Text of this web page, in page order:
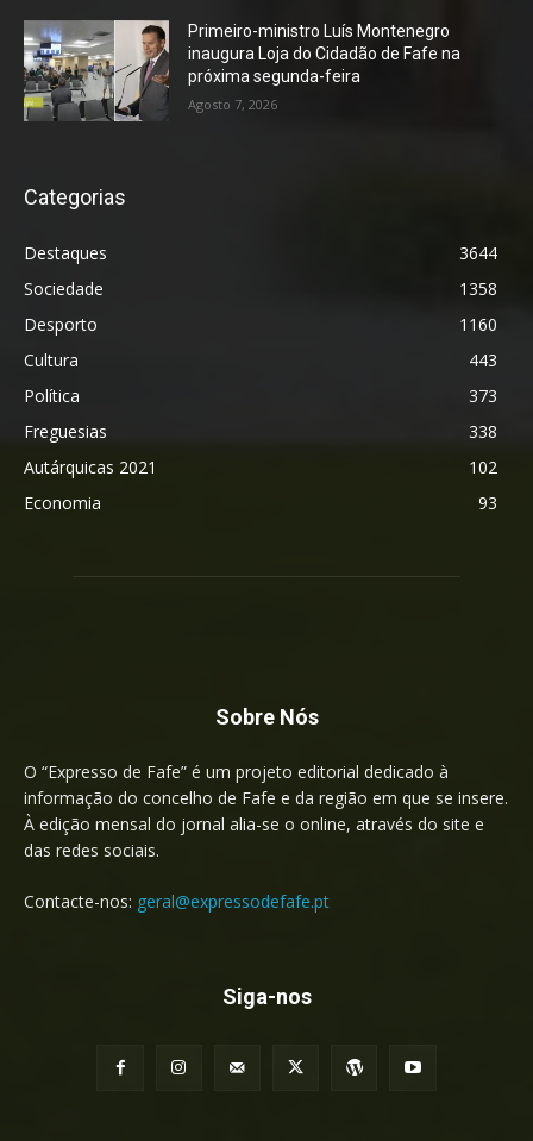
Primeiro-ministro Luís Montenegro
inaugura Loja do Cidadão de Fafe na
próxima segunda-feira
Agosto 7, 2026
Categorias
Destaques
3644
Sociedade
1358
Desporto
1160
Cultura
443
Política
373
Freguesias
338
Autárquicas 2021
102
Economia
93
Sobre Nós
O “Expresso de Fafe” é um projeto editorial dedicado à
informação do concelho de Fafe e da região em que se insere.
À edição mensal do jornal alia-se o online, através do site e
das redes sociais.
Contacte-nos: geral@expressodefafe.pt
Siga-nos